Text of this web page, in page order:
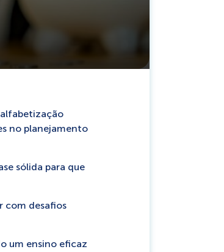
no planejamento
sólida para que
com desafios
um ensino eficaz